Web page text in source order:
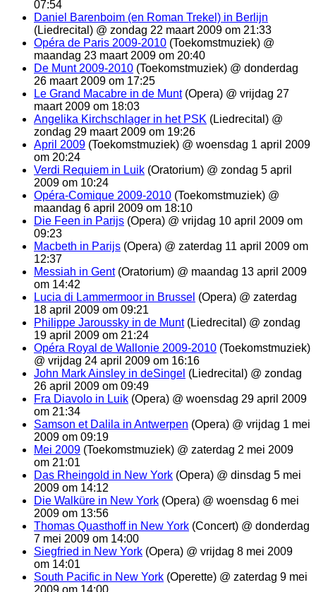
07:54
Daniel Barenboim (en Roman Trekel) in Berlijn
(Liedrecital) @ zondag 22 maart 2009 om 21:33
Opéra de Paris 2009-2010 (Toekomstmuziek) @
maandag 23 maart 2009 om 20:40
De Munt 2009-2010 (Toekomstmuziek) @ donderdag
26 maart 2009 om 17:25
Le Grand Macabre in de Munt(Opera) @ vrijdag 27
maart 2009 om 18:03
Angelika Kirchschlager in het PSK (Liedrecital) @
zondag 29 maart 2009 om 19:26
April 2009 (Toekomstmuziek) @ woensdag 1 april 2009
om 20:24
Verdi Requiem in Luik (Oratorium) @ zondag 5 april
2009 om 10:24
Opéra-Comique 2009-2010 (Toekomstmuziek) @
maandag 6 april 2009 om 18:10
Die Feen in Parijs (Opera) @ vrijdag 10 april 2009 om
09:23
Macbeth in Parijs (Opera) @ zaterdag 11 april 2009 om
12:37
Messiah in Gent(Oratorium) @ maandag 13 april 2009
om 14:42
Lucia di Lammermoor in Brussel (Opera) @ zaterdag
18 april 2009 om 09:21
Philippe Jaroussky in de Munt(Liedrecital) @ zondag
19 april 2009 om 21:24
Opéra Royal de Wallonie 2009-2010 (Toekomstmuziek)
@ vrijdag 24 april 2009 om 16:16
John Mark Ainsley in deSingel (Liedrecital) @ zondag
26 april 2009 om 09:49
Fra Diavolo in Luik (Opera) @ woensdag 29 april 2009
om 21:34
Samson et Dalila in Antwerpen (Opera) @ vrijdag 1 mei
2009 om 09:19
Mei 2009 (Toekomstmuziek) @ zaterdag 2 mei 2009
om 21:01
Das Rheingold in New York (Opera) @ dinsdag 5 mei
2009 om 14:12
Die Walküre in New York (Opera) @ woensdag 6 mei
2009 om 13:56
Thomas Quasthoff in New York (Concert) @ donderdag
7 mei 2009 om 14:00
Siegfried in New York (Opera) @ vrijdag 8 mei 2009
om 14:01
South Pacific in New York (Operette) @ zaterdag 9 mei
2009 om 14:00